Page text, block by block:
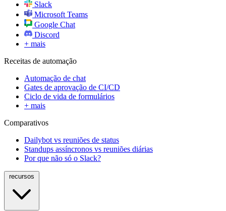
Slack
Microsoft Teams
Google Chat
Discord
+ mais
Receitas de automação
Automação de chat
Gates de aprovação de CI/CD
Ciclo de vida de formulários
+ mais
Comparativos
Dailybot vs reuniões de status
Standups assíncronos vs reuniões diárias
Por que não só o Slack?